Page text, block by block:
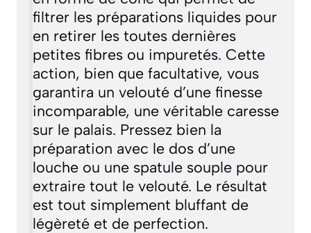
filtrer les préparations liquides pour
en retirer les toutes dernières
petites fibres ou impuretés. Cette
action, bien que facultative, vous
garantira un velouté d’une finesse
incomparable, une véritable caresse
sur le palais. Pressez bien la
préparation avec le dos d’une
louche ou une spatule souple pour
extraire tout le velouté. Le résultat
est tout simplement bluffant de
légèreté et de perfection.